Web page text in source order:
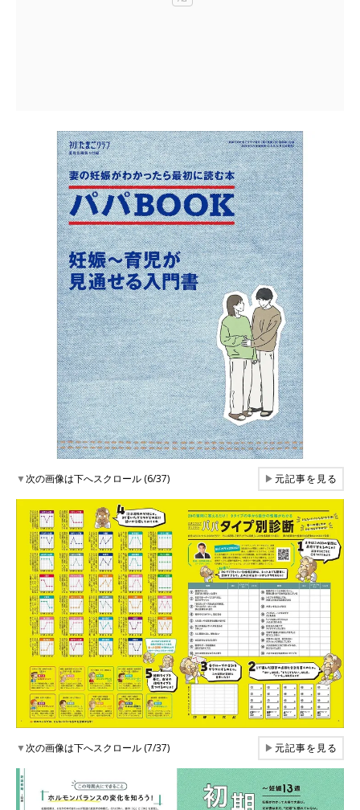
▼次の画像は下へスクロール (6/37) ▶元記事を見る
▼次の画像は下へスクロール (7/37) ▶元記事を見る